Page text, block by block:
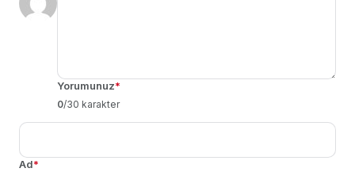
Yorumunuz*
0/30 karakter
Ad*